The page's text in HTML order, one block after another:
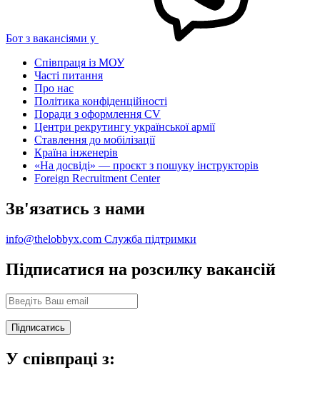
Бот з вакансіями у
Співпраця із МОУ
Часті питання
Про нас
Політика конфіденційності
Поради з оформлення CV
Центри рекрутингу української армії
Ставлення до мобілізації
Країна інженерів
«На досвіді» — проєкт з пошуку інструкторів
Foreign Recruitment Center
Зв'язатись з нами
info@thelobbyx.com Служба підтримки
Підписатися на розсилку вакансій
У співпраці з: